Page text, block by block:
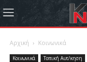
Αρχική Κοινωνικά
Κοινωνικά Τοπική Αυτ/κηση